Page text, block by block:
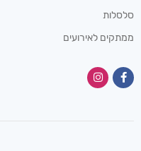
סלסלות
ממתקים לאירועים